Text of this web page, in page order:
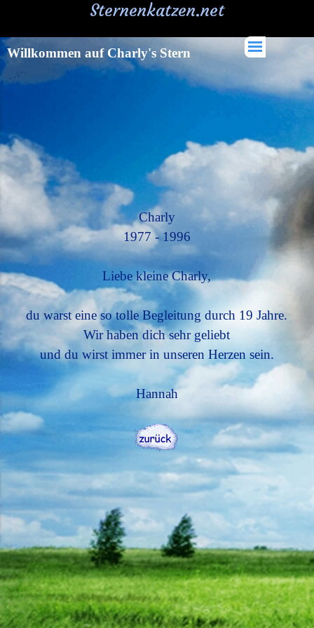
Sternenkatzen.net
Willkommen auf Charly's Stern
Charly
1977 - 1996
Liebe kleine Charly,
du warst eine so tolle Begleitung durch 19 Jahre.
Wir haben dich sehr geliebt
und du wirst immer in unseren Herzen sein.
Hannah